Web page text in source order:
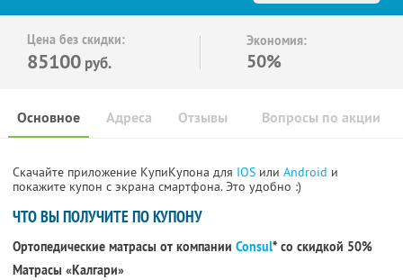
Цена без скидки:
85100 руб.
Экономия:
50%
Основное Отзывы Вопросы по акции
Адреса
Скачайте приложение КупиКупона для IOS или Android и
покажите купон с экрана смартфона. Это удобно :)
ЧТО ВЫ ПОЛУЧИТЕ ПО КУПОНУ
Ортопедические матрасы от компании Consul* со скидкой 50%
Матрасы «Калгари»